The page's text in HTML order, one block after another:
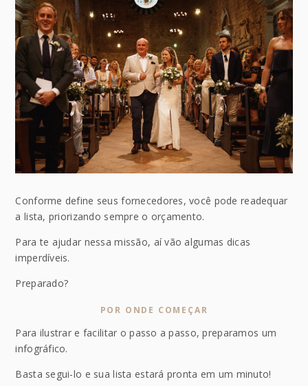
Conforme define seus fornecedores, você pode readequar
a lista, priorizando sempre o orçamento.
Para te ajudar nessa missão, aí vão algumas dicas
imperdíveis.
Preparado?
POR ONDE COMEÇAR
Para ilustrar e facilitar o passo a passo, preparamos um
infográfico.
Basta segui-lo e sua lista estará pronta em um minuto!